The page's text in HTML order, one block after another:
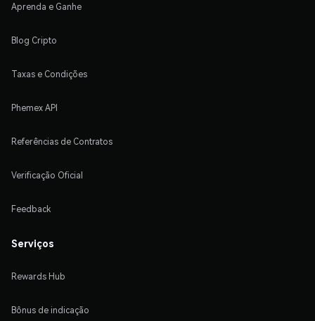
Aprenda e Ganhe
Blog Cripto
Taxas e Condições
Phemex API
Referências de Contratos
Verificação Oficial
Feedback
Serviços
Rewards Hub
Bônus de indicação